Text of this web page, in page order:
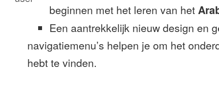
beginnen met het leren van het
Een aantrekkelijk nieuw design en
navigatiemenu’s helpen je om het
hebt te vinden.